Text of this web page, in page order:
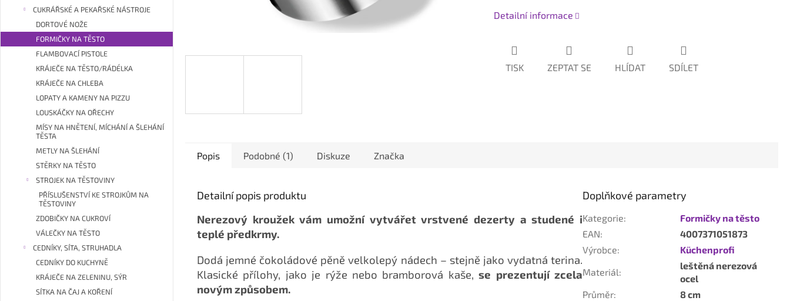
CUKRÁŘSKÉ A PEKAŘSKÉ NÁSTROJE
DORTOVÉ NOŽE
FORMIČKY NA TĚSTO
FLAMBOVACÍ PISTOLE
KRÁJEČE NA TĚSTO/RÁDÉLKA
KRÁJEČE NA CHLEBA
LOPATY A KAMENY NA PIZZU
LOUSKÁČKY NA OŘECHY
MÍSY NA HNĚTENÍ, MÍCHÁNÍ A ŠLEHÁNÍ
TĚSTA
METLY NA ŠLEHÁNÍ
STĚRKY NA TĚSTO
STROJEK NA TĚSTOVINY
PŘÍSLUŠENSTVÍ KE STROJKŮM NA
TĚSTOVINY
ZDOBIČKY NA CUKROVÍ
VÁLEČKY NA TĚSTO
CEDNÍKY, SÍTA, STRUHADLA
CEDNÍKY DO KUCHYNĚ
KRÁJEČE NA ZELENINU, SÝR
SÍTKA NA ČAJ A KOŘENÍ
Detailní informace
TISK ZEPTAT SE HLÍDAT SDÍLET
Popis Podobné (1) Diskuze Značka
Detailní popis produktu
Nerezový kroužek vám umožní vytvářet vrstvené dezerty a studené i
teplé předkrmy.
Dodá jemné čokoládové pěně velkolepý nádech – stejně jako vydatná terina.
Klasické přílohy, jako je rýže nebo bramborová kaše, se prezentují zcela
novým způsobem.
Doplňkové parametry
Kategorie:
Formičky na těsto
EAN:
4007371051873
Výrobce:
Küchenprofi
Materiál:
leštěná nerezová
ocel
Průměr:
8 cm